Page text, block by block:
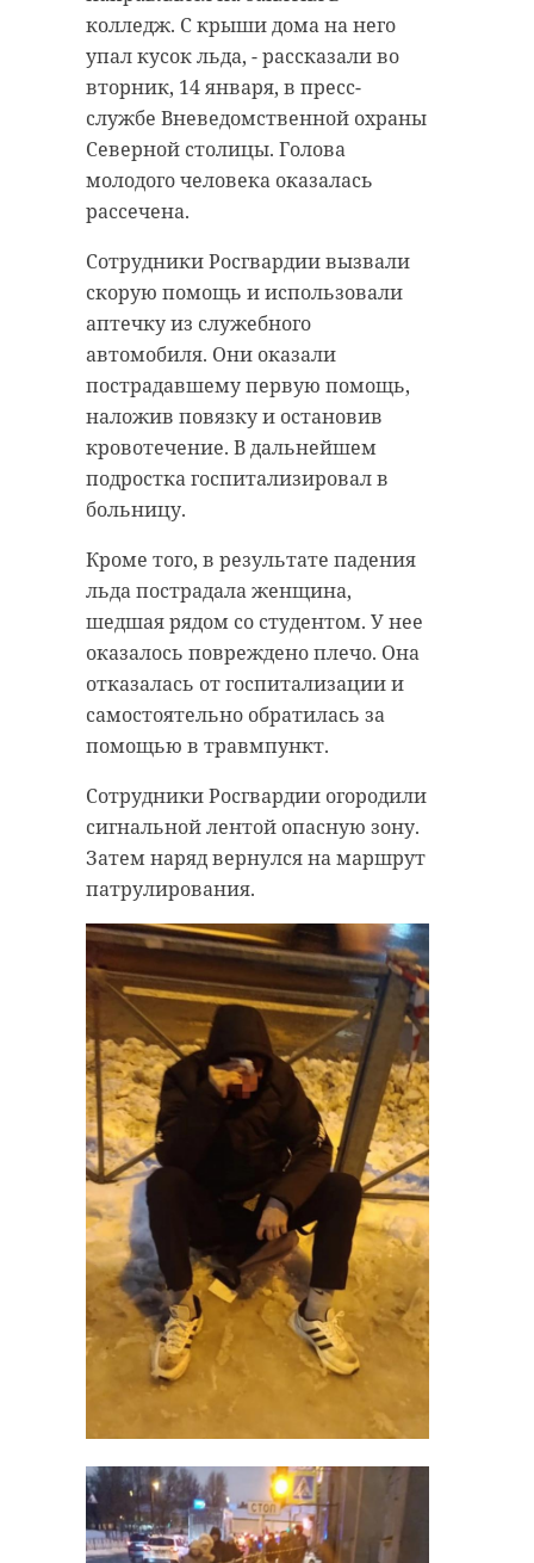
колледж. С крыши дома на него
упал кусок льда, - рассказали во
вторник, 14 января, в пресс-
службе Вневедомственной охраны
Северной столицы. Голова
молодого человека оказалась
рассечена.
Сотрудники Росгвардии вызвали
скорую помощь и использовали
аптечку из служебного
автомобиля. Они оказали
пострадавшему первую помощь,
наложив повязку и остановив
кровотечение. В дальнейшем
подростка госпитализировал в
больницу.
Кроме того, в результате падения
льда пострадала женщина,
шедшая рядом со студентом. У нее
оказалось повреждено плечо. Она
отказалась от госпитализации и
самостоятельно обратилась за
помощью в травмпункт.
Сотрудники Росгвардии огородили
сигнальной лентой опасную зону.
Затем наряд вернулся на маршрут
патрулирования.